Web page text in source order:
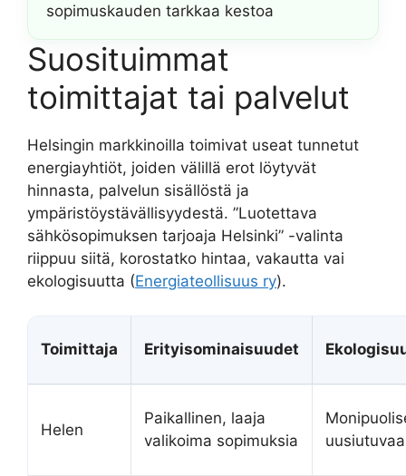
sopimuskauden tarkkaa kestoa
Suosituimmat
toimittajat tai palvelut
Helsingin markkinoilla toimivat useat tunnetut
energiayhtiöt, joiden välillä erot löytyvät
hinnasta, palvelun sisällöstä ja
ympäristöystävällisyydestä. ”Luotettava
sähkösopimuksen tarjoaja Helsinki” -valinta
riippuu siitä, korostatko hintaa, vakautta vai
ekologisuutta (Energiateollisuus ry).
Toimittaja Erityisominaisuudet
Helen
Paikallinen, laaja
valikoima sopimuksia
uusiutuvaa